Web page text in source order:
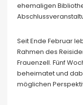
ehemaligen
Seit Ende Februar
Rahmen des
Frauenzell. Fünf
beheimatet und
möglichen